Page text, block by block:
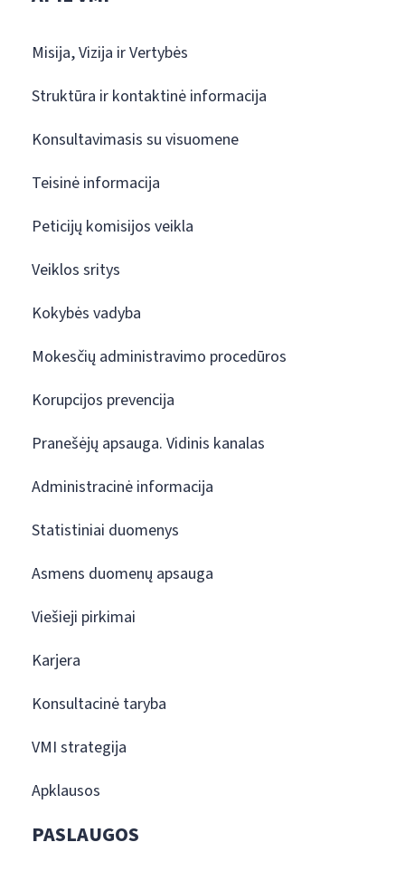
Misija, Vizija ir Vertybės
Struktūra ir kontaktinė informacija
Konsultavimasis su visuomene
Teisinė informacija
Peticijų komisijos veikla
Veiklos sritys
Kokybės vadyba
Mokesčių administravimo procedūros
Korupcijos prevencija
Pranešėjų apsauga. Vidinis kanalas
Administracinė informacija
Statistiniai duomenys
Asmens duomenų apsauga
Viešieji pirkimai
Karjera
Konsultacinė taryba
VMI strategija
Apklausos
PASLAUGOS